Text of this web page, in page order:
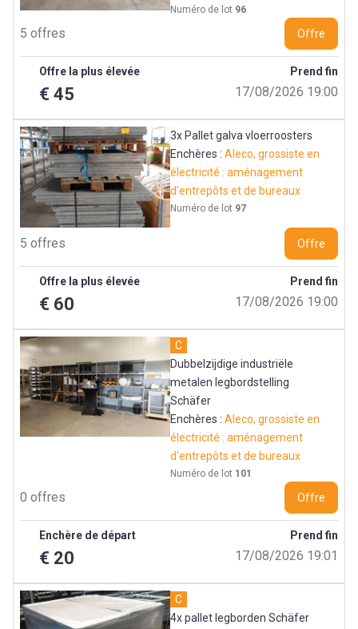
Numéro de lot 96
5 offres Offre
Prend fin
17/08/2026 19:00
Offre la plus élevée
€ 45
3x Pallet galva vloerroosters
Enchères :Aleco, grossiste en
électricité : aménagement
d'entrepôts et de bureaux
Numéro de lot 97
5 offres Offre
Prend fin
17/08/2026 19:00
Offre la plus élevée
€ 60
C
Dubbelzijdige industriële
metalen legbordstelling
Schäfer
Enchères :Aleco, grossiste en
électricité : aménagement
d'entrepôts et de bureaux
Numéro de lot 101
0 offres Offre
Prend fin
17/08/2026 19:01
Enchère de départ
€ 20
C
4x pallet legborden Schäfer